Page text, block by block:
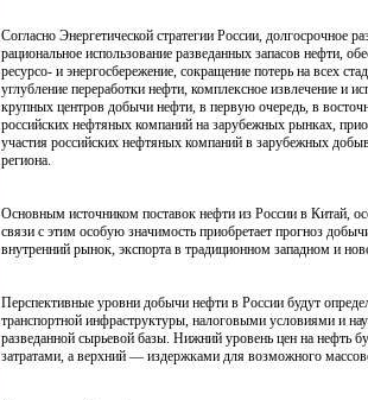
Согласно Энергетической стратегии России,
рациональное использование разведанных запасов нефти,
ресурсо- и энергосбережение, сокращение потерь на всех
углубление переработки нефти, комплексное извлечение и
крупных центров добычи нефти, в первую очередь, в
российских нефтяных компаний на зарубежных рынках,
участия российских нефтяных компаний в зарубежных
региона.
Основным источником поставок нефти из России в Китай,
связи с этим особую значимость приобретает прогноз
внутренний рынок, экспорта в традиционном западном и
Перспективные уровни добычи нефти в России будут
транспортной инфраструктуры, налоговыми условиями и
разведанной сырьевой базы. Нижний уровень цен на нефть
затратами, а верхний — издержками для возможного